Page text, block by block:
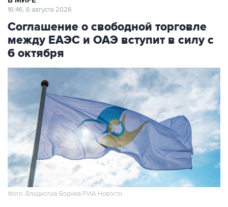
16:46, 6 августа 2026
Соглашение о свободной торговле
между ЕАЭС и ОАЭ вступит в силу с
6 октября
Фото: Владислав Воднев/РИА Новости